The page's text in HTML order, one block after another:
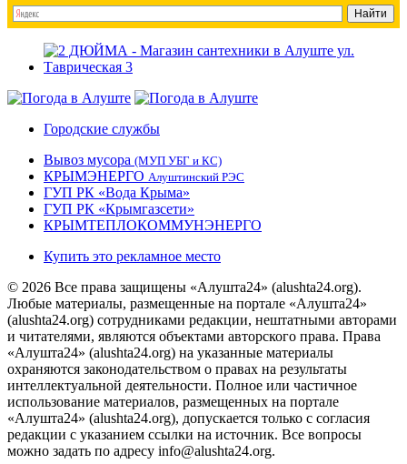
Городские службы
Вывоз мусора (МУП УБГ и КС)
КРЫМЭНЕРГО Алуштинский РЭС
ГУП РК «Вода Крыма»
ГУП РК «Крымгазсети»
КРЫМТЕПЛОКОММУНЭНЕРГО
Купить это рекламное место
© 2026 Все права защищены «Алушта24» (alushta24.org).
Любые материалы, размещенные на портале «Алушта24»
(alushta24.org) сотрудниками редакции, нештатными авторами
и читателями, являются объектами авторского права. Права
«Алушта24» (alushta24.org) на указанные материалы
охраняются законодательством о правах на результаты
интеллектуальной деятельности. Полное или частичное
использование материалов, размещенных на портале
«Алушта24» (alushta24.org), допускается только с согласия
редакции с указанием ссылки на источник. Все вопросы
можно задать по адресу info@alushta24.org.